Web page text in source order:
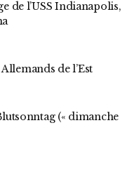
de l’USS Indianapolis,
de l’Est
(« dimanche